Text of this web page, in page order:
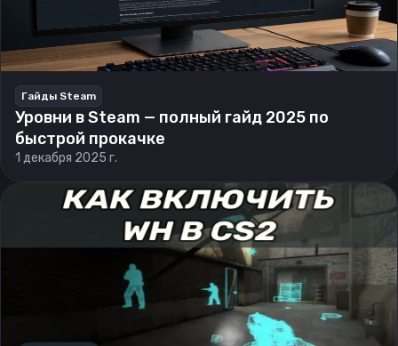
Гайды Steam
Уровни в Steam — полный гайд 2025 по
быстрой прокачке
1 декабря 2025 г.